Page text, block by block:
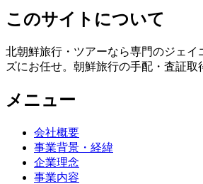
このサイトについて
北朝鮮旅行・ツアーなら専門のジェイ
ズにお任せ。朝鮮旅行の手配・査証取
メニュー
会社概要
事業背景・経緯
企業理念
事業内容